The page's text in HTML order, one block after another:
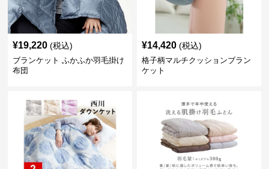
¥19,220 (税込)
ブランケット ふかふか羽毛掛け
布団
¥14,420 (税込)
格子柄マルチクッションブラン
ケット